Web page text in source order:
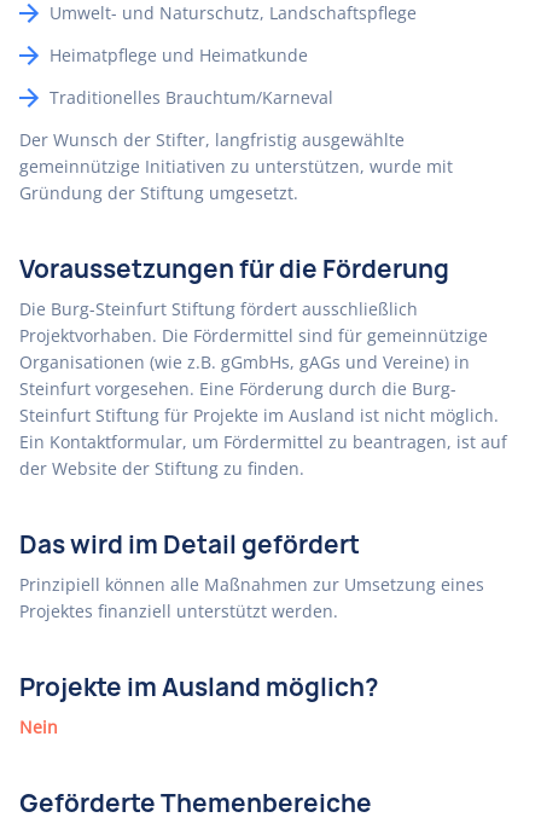
Umwelt- und Naturschutz, Landschaftspflege
Heimatpflege und Heimatkunde
Traditionelles Brauchtum/Karneval
Der Wunsch der Stifter, langfristig ausgewählte
gemeinnützige Initiativen zu unterstützen, wurde mit
Gründung der Stiftung umgesetzt.
Voraussetzungen für die Förderung
Die Burg-Steinfurt Stiftung fördert ausschließlich
Projektvorhaben. Die Fördermittel sind für gemeinnützige
Organisationen (wie z.B. gGmbHs, gAGs und Vereine) in
Steinfurt vorgesehen. Eine Förderung durch die Burg-
Steinfurt Stiftung für Projekte im Ausland ist nicht möglich.
Ein Kontaktformular, um Fördermittel zu beantragen, ist auf
der Website der Stiftung zu finden.
Das wird im Detail gefördert
Prinzipiell können alle Maßnahmen zur Umsetzung eines
Projektes finanziell unterstützt werden.
Projekte im Ausland möglich?
Nein
Geförderte Themenbereiche